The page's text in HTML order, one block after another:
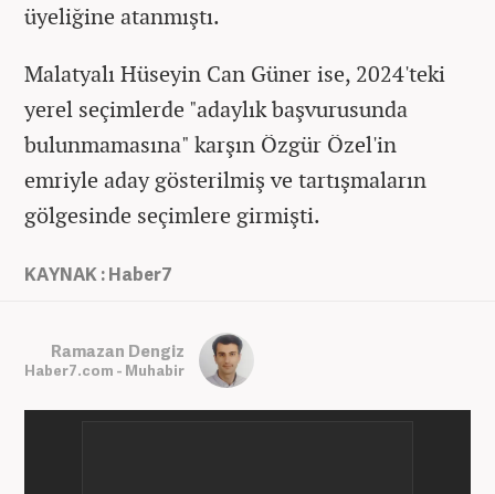
üyeliğine atanmıştı.
Malatyalı Hüseyin Can Güner ise, 2024'teki
yerel seçimlerde "adaylık başvurusunda
bulunmamasına" karşın Özgür Özel'in
emriyle aday gösterilmiş ve tartışmaların
gölgesinde seçimlere girmişti.
KAYNAK : Haber7
Ramazan Dengiz
Haber7.com - Muhabir